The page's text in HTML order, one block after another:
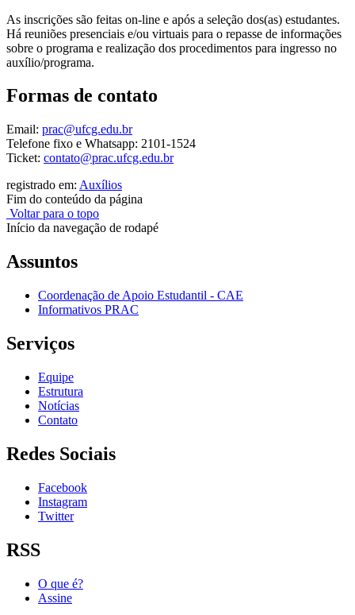
As inscrições são feitas on-line e após a seleção dos(as) estudantes.
Há reuniões presenciais e/ou virtuais para o repasse de informações
sobre o programa e realização dos procedimentos para ingresso no
auxílio/programa.
Formas de contato
Email: prac@ufcg.edu.br
Telefone fixo e Whatsapp: 2101-1524
Ticket: contato@prac.ufcg.edu.br
registrado em: Auxílios
Fim do conteúdo da página
Voltar para o topo
Início da navegação de rodapé
Assuntos
Coordenação de Apoio Estudantil - CAE
Informativos PRAC
Serviços
Equipe
Estrutura
Notícias
Contato
Redes Sociais
Facebook
Instagram
Twitter
RSS
O que é?
Assine